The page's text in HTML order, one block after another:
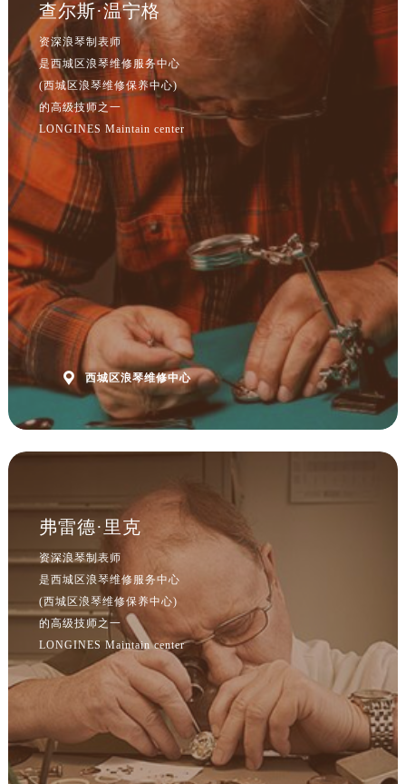
查尔斯·温宁格
资深浪琴制表师
是西城区浪琴维修服务中心
(西城区浪琴维修保养中心)
的高级技师之一
LONGINES Maintain center
 西城区浪琴维修中心
弗雷德·里克
资深浪琴制表师
是西城区浪琴维修服务中心
(西城区浪琴维修保养中心)
的高级技师之一
LONGINES Maintain center